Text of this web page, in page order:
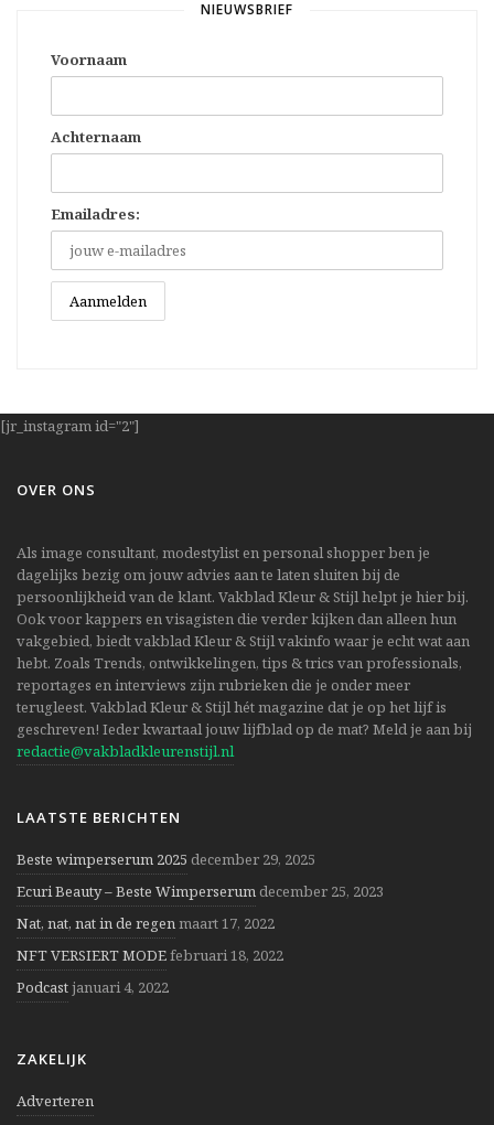
NIEUWSBRIEF
Voornaam
Achternaam
Emailadres:
[jr_instagram id="2"]
OVER ONS
Als image consultant, modestylist en personal shopper ben je
dagelijks bezig om jouw advies aan te laten sluiten bij de
persoonlijkheid van de klant. Vakblad Kleur & Stijl helpt je hier bij.
Ook voor kappers en visagisten die verder kijken dan alleen hun
vakgebied, biedt vakblad Kleur & Stijl vakinfo waar je echt wat aan
hebt. Zoals Trends, ontwikkelingen, tips & trics van professionals,
reportages en interviews zijn rubrieken die je onder meer
terugleest. Vakblad Kleur & Stijl hét magazine dat je op het lijf is
geschreven! Ieder kwartaal jouw lijfblad op de mat? Meld je aan bij
redactie@vakbladkleurenstijl.nl
LAATSTE BERICHTEN
Beste wimperserum 2025 december 29, 2025
Ecuri Beauty – Beste Wimperserum december 25, 2023
Nat, nat, nat in de regenmaart 17, 2022
NFT VERSIERT MODEfebruari 18, 2022
Podcastjanuari 4, 2022
ZAKELIJK
Adverteren